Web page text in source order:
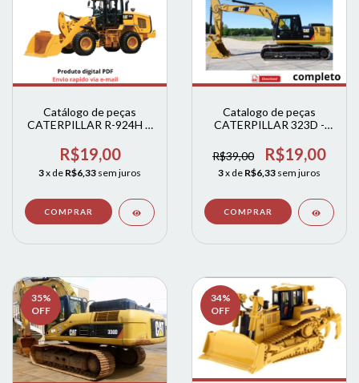
Catálogo de peças
CATERPILLAR R-924H R
R$19,00
3x de R$6,33 sem juros
Catalogo de peças
CATERPILLAR 323D -
(INGLES)
R$39,00 R$19,00
3x de R$6,33 sem juros
35%
OFF
34%
OFF